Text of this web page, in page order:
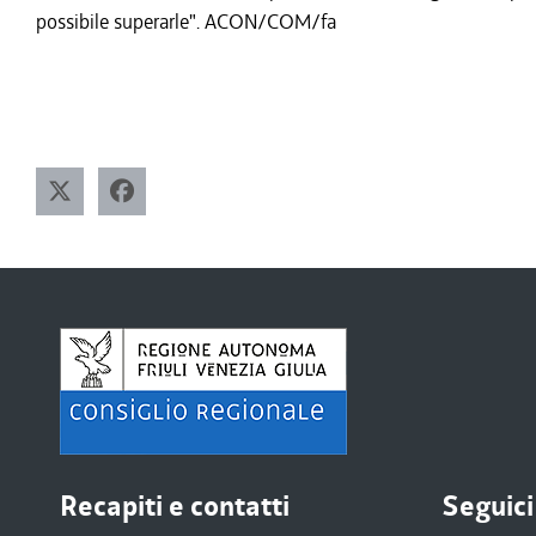
possibile superarle". ACON/COM/fa
Recapiti e contatti